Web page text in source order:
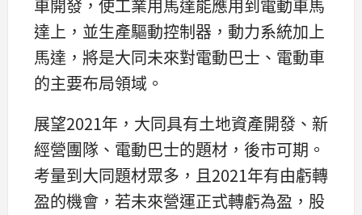
車開發，使工業用馬達能應用到電動車馬
達上，並生產驅動控制器，動力系統加上
馬達，將是大同未來對電動巴士、電動車
的主要布局領域。
展望2021年，大同具有土地資產開發、新
經營團隊、電動巴士的題材，後市可期。
考量到大同題材眾多，且2021年有由虧轉
盈的機會，若未來營運正式轉虧為盈，股